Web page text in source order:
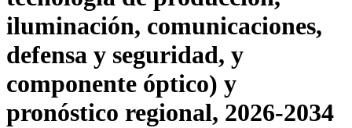
iluminación, comunicaciones,
defensa y seguridad, y
componente óptico) y
pronóstico regional, 2026-2034